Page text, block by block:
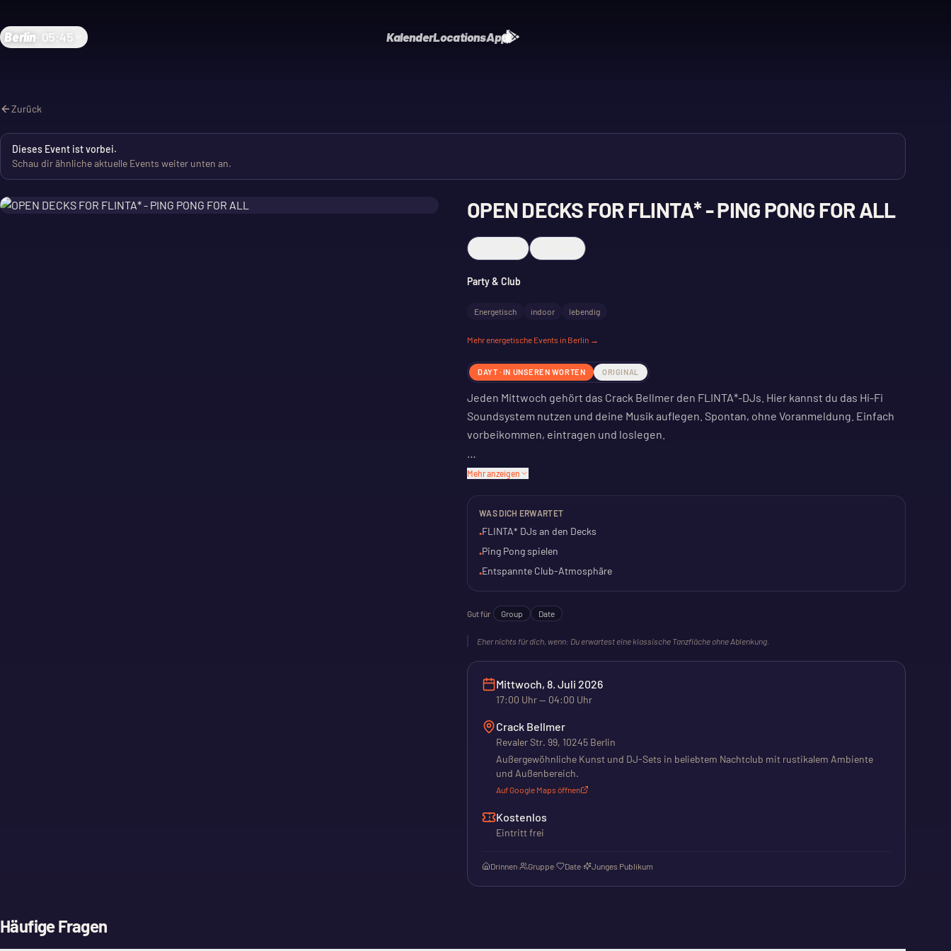
Berlin 05:45 KalenderLocationsApp
Zurück
Dieses Event ist vorbei.
Schau dir ähnliche aktuelle Events weiter unten an.
OPEN DECKS FOR FLINTA* - PING PONG FOR ALL
Party & Club
Energetisch indoor lebendig
Mehrenergetische Events in Berlin →
DAYT · IN UNSEREN WORTEN ORIGINAL
Jeden Mittwoch gehört das Crack Bellmer den FLINTA*-DJs. Hier kannst du das Hi-Fi
Soundsystem nutzen und deine Musik auflegen. Spontan, ohne Voranmeldung. Einfach
vorbeikommen, eintragen und loslegen.
Parallel dazu steht eine Ping-Pong-Platte bereit. Egal ob du selbst auflegst oder nur
Das Ganze ist kostenlos. Eine Spende von 2 Euro auf das erste Getränk wird erbeten, um
das Konzept zu unterstützen.
Mehr anzeigen
WAS DICH ERWARTET
•FLINTA* DJs an den Decks
•Ping Pong spielen
•Entspannte Club-Atmosphäre
Gut für Group Date
Eher nichts für dich, wenn: Du erwartest eine klassische Tanzfläche ohne Ablenkung.
Mittwoch, 8. Juli 2026
17:00 Uhr— 04:00 Uhr
Crack Bellmer
Revaler Str. 99, 10245 Berlin
Außergewöhnliche Kunst und DJ-Sets in beliebtem Nachtclub mit rustikalem Ambiente
und Außenbereich.
Auf Google Maps öffnen
Kostenlos
Eintritt frei
Drinnen· Gruppe· Date· Junges Publikum
Häufige Fragen